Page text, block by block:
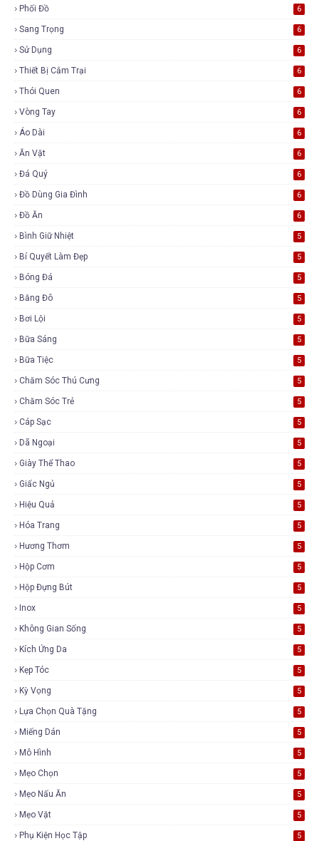
Phối Đồ 6
Sang Trọng 6
Sử Dụng 6
Thiết Bị Cắm Trại 6
Thói Quen 6
Vòng Tay 6
Áo Dài 6
Ăn Vặt 6
Đá Quý 6
Đồ Dùng Gia Đình 6
Đồ Ăn 6
Bình Giữ Nhiệt 5
Bí Quyết Làm Đẹp 5
Bóng Đá 5
Băng Đô 5
Bơi Lội 5
Bữa Sáng 5
Bữa Tiệc 5
Chăm Sóc Thú Cưng 5
Chăm Sóc Trẻ 5
Cáp Sạc 5
Dã Ngoại 5
Giày Thể Thao 5
Giấc Ngủ 5
Hiệu Quả 5
Hóa Trang 5
Hương Thơm 5
Hộp Cơm 5
Hộp Đựng Bút 5
Inox 5
Không Gian Sống 5
Kích Ứng Da 5
Kẹp Tóc 5
Kỳ Vọng 5
Lựa Chọn Quà Tặng 5
Miếng Dán 5
Mô Hình 5
Mẹo Chọn 5
Mẹo Nấu Ăn 5
Mẹo Vặt 5
Phụ Kiện Học Tập 5